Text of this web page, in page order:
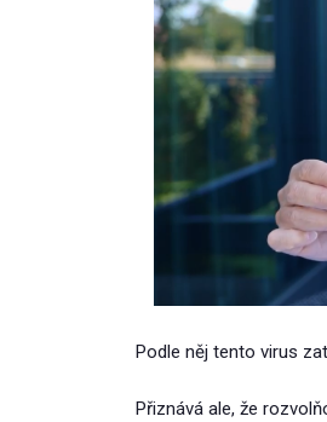
Podle něj tento virus
Přiznává ale, že